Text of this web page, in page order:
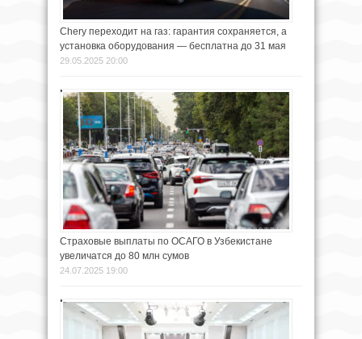
Chery переходит на газ: гарантия сохраняется, а
установка оборудования — бесплатна до 31 мая
29.05.2025 20:00
Страховые выплаты по ОСАГО в Узбекистане
увеличатся до 80 млн сумов
24.07.2025 19:00